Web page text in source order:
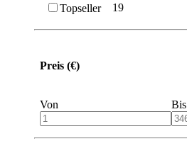
Topseller 19
Preis (€)
Von Bis